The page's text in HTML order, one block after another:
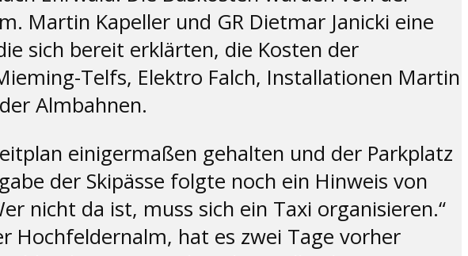
Martin Kapeller und GR Dietmar Janicki eine
sich bereit erklärten, die Kosten der
Telfs, Elektro Falch, Installationen Martin
Almbahnen.
einigermaßen gehalten und der Parkplatz
der Skipässe folgte noch ein Hinweis von
nicht da ist, muss sich ein Taxi organisieren.“
hat es zwei Tage vorher